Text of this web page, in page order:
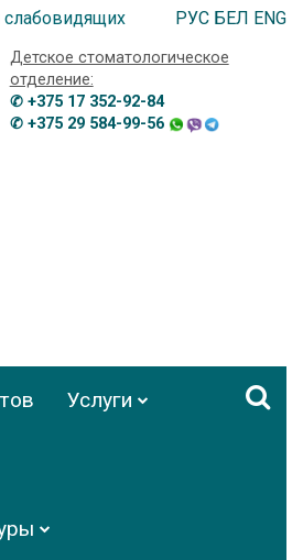
слабовидящих РУС БЕЛ ENG
Детское стоматологическое
отделение:
✆ +375 17 352-92-84
✆ +375 29 584-99-56
Услуги